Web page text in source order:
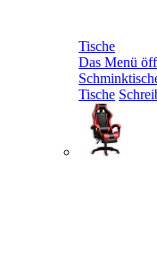
Tische
Das Menü
Tische